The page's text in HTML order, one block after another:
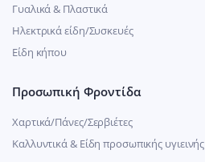
Γυαλικά & Πλαστικά
Ηλεκτρικά είδη/Συσκευές
Είδη κήπου
Προσωπική Φροντίδα
Χαρτικά/Πάνες/Σερβιέτες
Καλλυντικά & Είδη προσωπικής υγιεινής